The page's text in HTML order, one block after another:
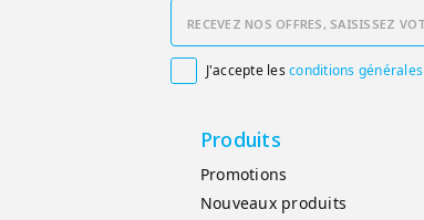
J'accepte lesconditions générales
Produits
Promotions
Nouveaux produits